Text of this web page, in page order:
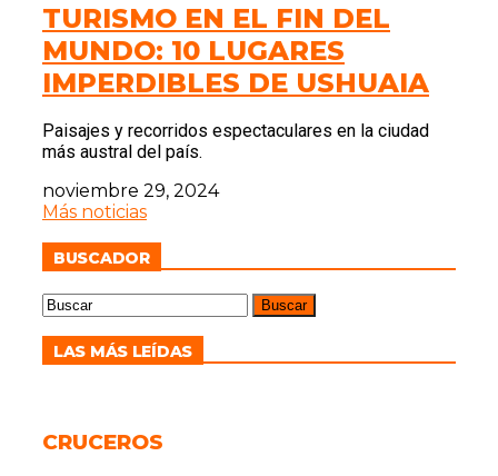
TURISMO EN EL FIN DEL
MUNDO: 10 LUGARES
IMPERDIBLES DE USHUAIA
Paisajes y recorridos espectaculares en la ciudad
más austral del país.
noviembre 29, 2024
Más noticias
BUSCADOR
LAS MÁS LEÍDAS
CRUCEROS